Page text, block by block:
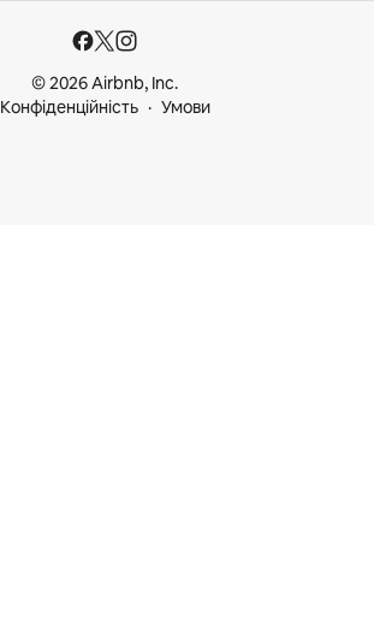
© 2026 Airbnb, Inc.
Конфіденційність
Умови